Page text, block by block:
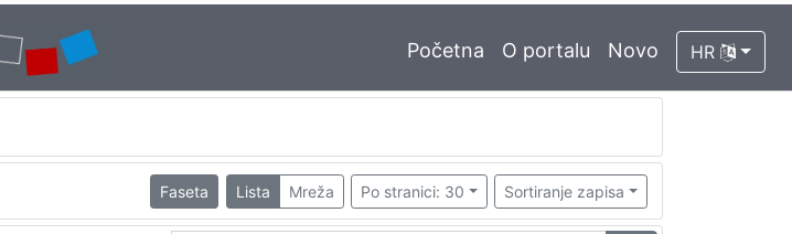
Početna O portalu Novo HR
Faseta Lista Mreža Po stranici: 30 Sortiranje zapisa